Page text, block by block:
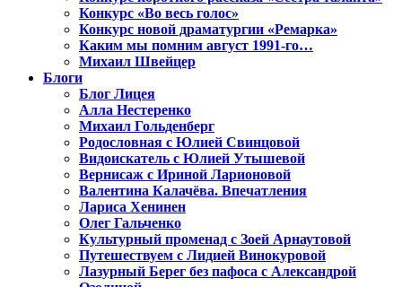
Конкурс «Во весь голос»
Конкурс новой драматургии «Ремарка»
Каким мы помним август 1991-го…
Михаил Швейцер
Блоги
Блог Лицея
Алла Нестеренко
Михаил Гольденберг
Родословная с Юлией Свинцовой
Видоискатель с Юлией Утышевой
Вернисаж с Ириной Ларионовой
Валентина Калачёва. Впечатления
Лариса Хенинен
Олег Гальченко
Культурный променад с Зоей Арнаутовой
Путешествуем с Лидией Винокуровой
Лазурный Берег без пафоса с Александрой